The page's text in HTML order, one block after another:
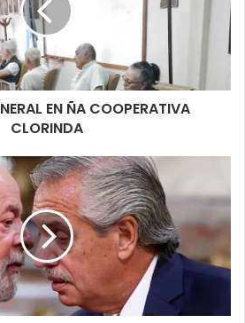
EN ÑA COOPERATIVA
CLORINDA